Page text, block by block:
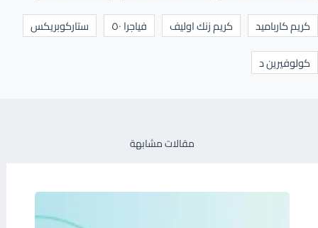
كريم كارباميد
كريم زنك اوليف فياجرا ٥٠
ستاركوبريكس
كولوفيرين د
مقالات مشابهة